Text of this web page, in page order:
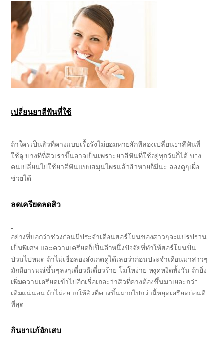
เปลี่ยนยาสีฟันที่ใช้
ถ้าใครเป็นสิวที่คางแบบเรื้อรังไม่ยอมหายสักทีลองเปลี่ยนยาสีฟันที่
ใช้ดู บางทีที่สิวเราขึ้นอาจเป็นเพราะยาสีฟันที่ใช้อยู่ทุกวันก็ได้ บาง
คนเปลี่ยนไปใช้ยาสีฟันแบบสมุนไพรแล้วสิวหายก็มีนะ ลองดูๆเผื่อ
ช่วยได้
ลดเครียดลดสิว
อย่างที่บอกว่าช่วงก่อนมีประจำเดือนฮอร์โมนของสาวๆจะแปรปรวน
เป็นพิเศษ และความเครียดก็เป็นอีกหนึ่งปัจจัยที่ทำให้ฮอร์โมนปั่น
ป่วนไปหมด ถ้าไม่เชื่อลองสังเกตดูได้เลยว่าก่อนประจำเดือนมาสาวๆ
มักมีอารมณ์ขึ้นๆลงๆเดี๋ยวดีเดี๋ยวร้าย โมโหง่าย หงุดหงิดทั้งวัน ถ้ายิ่ง
เพิ่มความเครียดเข้าไปอีกเชื่อเถอะว่าสิวที่คางต้องขึ้นมาเยอะกว่า
เดิมแน่นอน ถ้าไม่อยากให้สิวที่คางขึ้นมากไปกว่านี้หยุดเครียดก่อนดี
ที่สุด
กินยาแก้อักเสบ